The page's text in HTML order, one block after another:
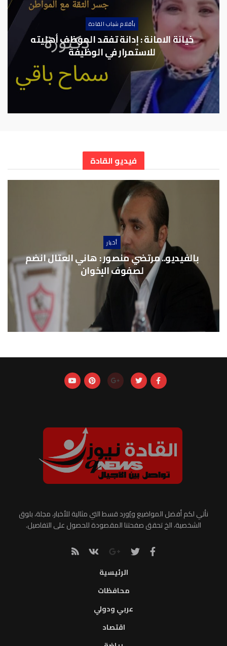
بأقلام شباب القادة
خيانة الامانة : إدانة تفقد الموظف أهليته
للاستمرار في الوظيفة
فيديو القادة
أخبار
بالفيديو.. مرتضي منصور : هاني العتال انضم
لصفوف الإخوان
نأتي لكم أفضل المواضيع و]ورد قسط التي مثالية للأخبار، مجلة، بلوق
الشخصية، الخ تحقق صفحتنا المقصودة للحصول على التفاصيل.
الرئيسية
محافظات
عربي ودولي
اقتصاد